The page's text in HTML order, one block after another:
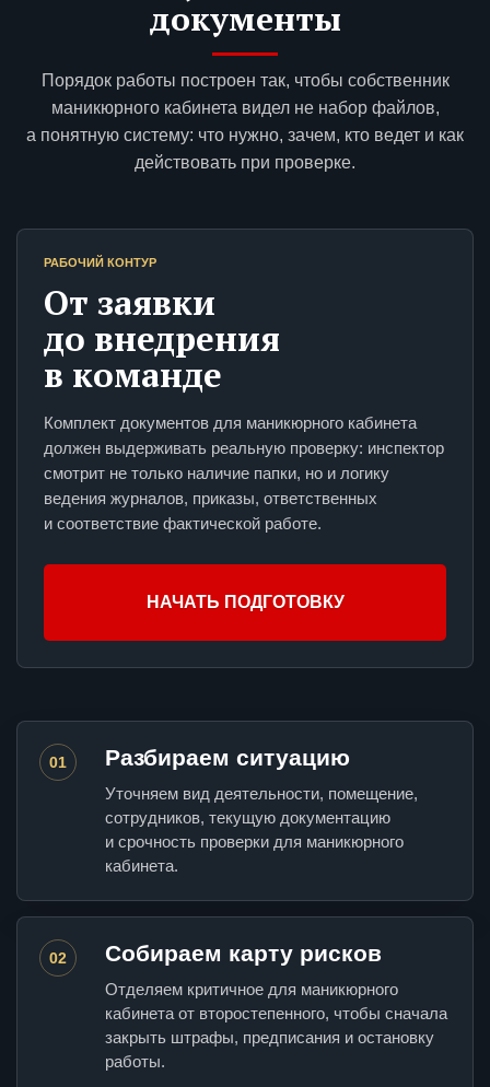
документы
Порядок работы построен так, чтобы собственник
маникюрного кабинета видел не набор файлов,
а понятную систему: что нужно, зачем, кто ведет и как
действовать при проверке.
РАБОЧИЙ КОНТУР
От заявки
до внедрения
в команде
Комплект документов для маникюрного кабинета
должен выдерживать реальную проверку: инспектор
смотрит не только наличие папки, но и логику
ведения журналов, приказы, ответственных
и соответствие фактической работе.
НАЧАТЬ ПОДГОТОВКУ
01 Разбираем ситуацию
Уточняем вид деятельности, помещение,
сотрудников, текущую документацию
и срочность проверки для маникюрного
кабинета.
02 Собираем карту рисков
Отделяем критичное для маникюрного
кабинета от второстепенного, чтобы сначала
закрыть штрафы, предписания и остановку
работы.